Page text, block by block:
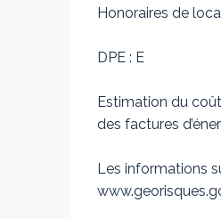
Honoraires de
DPE : E
Estimation du
des factures
Les informations